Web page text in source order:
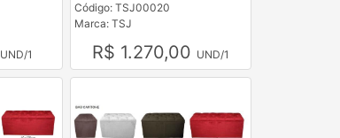
UND/1
Código: TSJ00020
Marca: TSJ
R$ 1.270,00 UND/1